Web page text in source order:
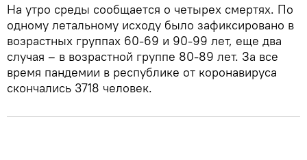
На утро среды сообщается о четырех смертях. По
одному летальному исходу было зафиксировано в
возрастных группах 60-69 и 90-99 лет, еще два
случая – в возрастной группе 80-89 лет. За все
время пандемии в республике от коронавируса
скончались 3718 человек.